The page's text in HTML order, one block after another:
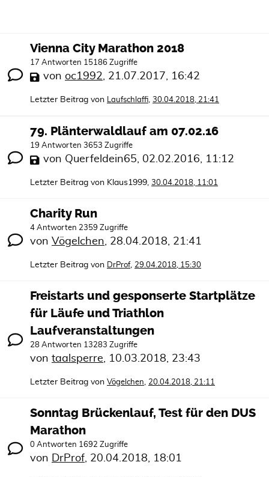
Vienna City Marathon 2018
17 Antworten 15186 Zugriffe
von oc1992, 21.07.2017, 16:42
Letzter Beitrag von Laufschlaffi, 30.04.2018, 21:41
79. Plänterwaldlauf am 07.02.16
19 Antworten 3653 Zugriffe
von Querfeldein65, 02.02.2016, 11:12
Letzter Beitrag von Klaus1999, 30.04.2018, 11:01
Charity Run
4 Antworten 2359 Zugriffe
von Vögelchen, 28.04.2018, 21:41
Letzter Beitrag von DrProf, 29.04.2018, 15:30
Freistarts und gesponserte Startplätze
für Läufe und Triathlon
Laufveranstaltungen
28 Antworten 13283 Zugriffe
von taalsperre, 10.03.2018, 23:43
Letzter Beitrag von Vögelchen, 20.04.2018, 21:11
Sonntag Brückenlauf, Test für den DUS
Marathon
0 Antworten 1692 Zugriffe
von DrProf, 20.04.2018, 18:01